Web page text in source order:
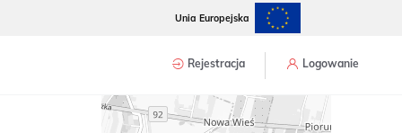
Unia Europejska
Rejestracja Logowanie